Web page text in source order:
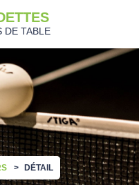
DE TABLE
DÉTAIL